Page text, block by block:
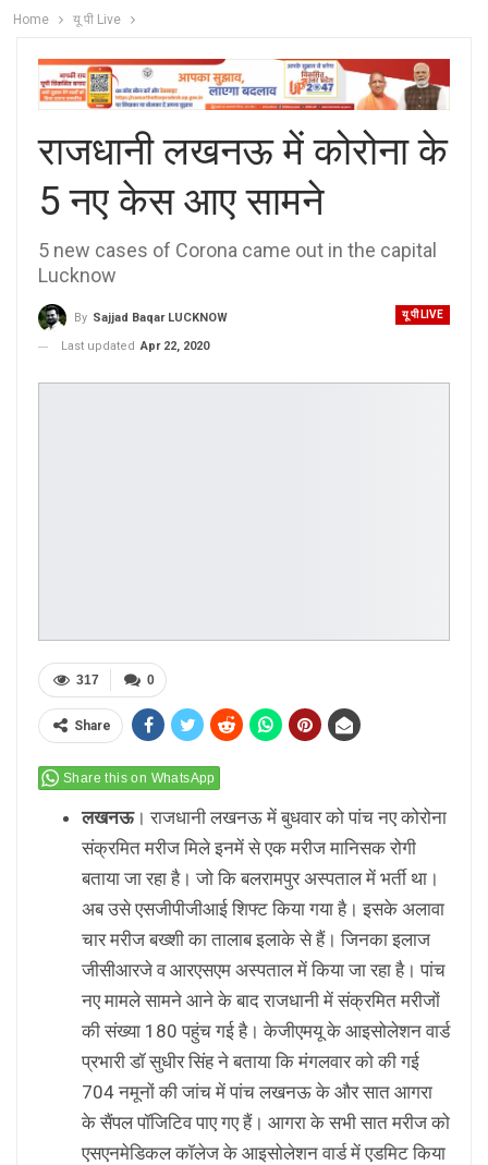
Home यू पी Live
राजधानी लखनऊ में कोरोना के
5 नए केस आए सामने
5 new cases of Corona came out in the capital
Lucknow
यू पी LIVE
By Sajjad Baqar LUCKNOW
Last updated Apr 22, 2020
0
317
Share
Share this on WhatsApp
लखनऊ। राजधानी लखनऊ में बुधवार को पांच नए कोरोना
संक्रमित मरीज मिले इनमें से एक मरीज मानिसक रोगी
बताया जा रहा है। जो कि बलरामपुर अस्पताल में भर्ती था।
अब उसे एसजीपीजीआई शिफ्ट किया गया है। इसके अलावा
चार मरीज बख्शी का तालाब इलाके से हैं। जिनका इलाज
जीसीआरजे व आरएसएम अस्पताल में किया जा रहा है। पांच
नए मामले सामने आने के बाद राजधानी में संक्रमित मरीजों
की संख्या 180 पहुंच गई है। केजीएमयू के आइसोलेशन वार्ड
प्रभारी डॉ सुधीर सिंह ने बताया कि मंगलवार को की गई
704 नमूनों की जांच में पांच लखनऊ के और सात आगरा
के सैंपल पॉजिटिव पाए गए हैं। आगरा के सभी सात मरीज को
एसएनमेडिकल कॉलेज के आइसोलेशन वार्ड में एडमिट किया